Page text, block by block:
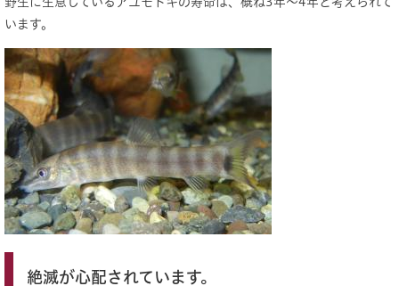
います。
絶滅が心配されています。